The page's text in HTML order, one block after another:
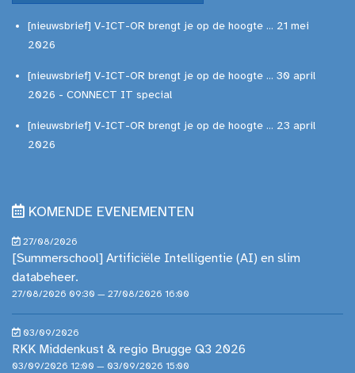
[nieuwsbrief] V-ICT-OR brengt je op de hoogte ... 21 mei
2026
[nieuwsbrief] V-ICT-OR brengt je op de hoogte ... 30 april
2026 - CONNECT IT special
[nieuwsbrief] V-ICT-OR brengt je op de hoogte ... 23 april
2026
KOMENDE EVENEMENTEN
27/08/2026
[Summerschool] Artificiële Intelligentie (AI) en slim
databeheer.
27/08/2026 09:30 — 27/08/2026 16:00
03/09/2026
RKK Middenkust & regio Brugge Q3 2026
03/09/2026 12:00 — 03/09/2026 15:00